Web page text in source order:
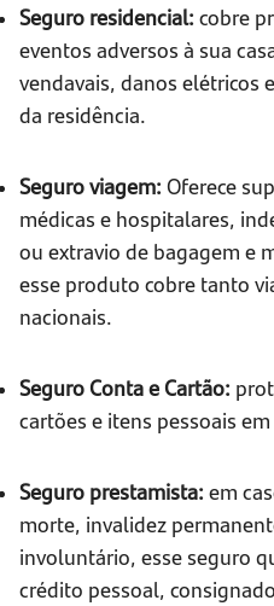
Seguro residencial: cobre
eventos adversos à sua
vendavais, danos elétricos
da residência.
Seguro viagem: Oferece
médicas e hospitalares,
ou extravio de bagagem e
esse produto cobre tanto
nacionais.
Seguro Conta e Cartão:
cartões e itens pessoais
Seguro prestamista: em
morte, invalidez
involuntário, esse seguro
crédito pessoal,